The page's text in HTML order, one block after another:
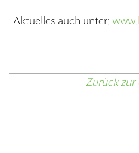
Aktuelles auch unter:
Zurück zur